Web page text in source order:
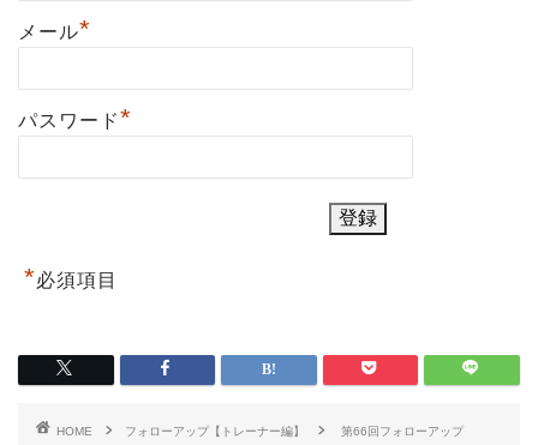
メール*
パスワード*
*必須項目
HOME フォローアップ【トレーナー編】 第66回フォローアップ